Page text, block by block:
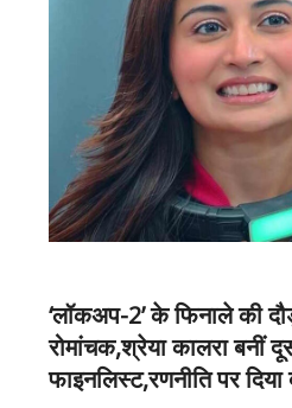
‘लॉकअप-2’ के फिनाले की
रोमांचक,श्रेया कालरा बनीं
फाइनलिस्ट,रणनीति पर दिया